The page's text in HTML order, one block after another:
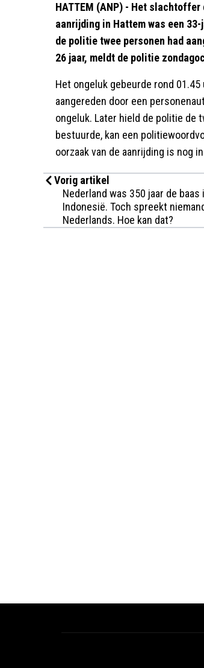
HATTEM (ANP) - Het
aanrijding in Hattem was een
de politie twee personen had
26 jaar, meldt de politie
Het ongeluk gebeurde rond
aangereden door een
ongeluk. Later hield de politie de
bestuurde, kan een
oorzaak van de aanrijding is nog
Vorig artikel
Nederland was 350 jaar de baas
Indonesië. Toch spreekt
Nederlands. Hoe kan dat?